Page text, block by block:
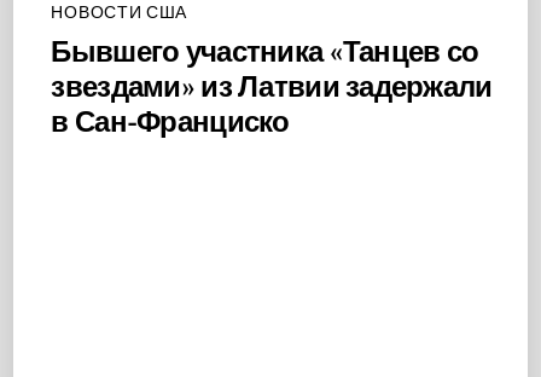
НОВОСТИ США
Бывшего участника «Танцев со
звездами» из Латвии задержали
в Сан-Франциско